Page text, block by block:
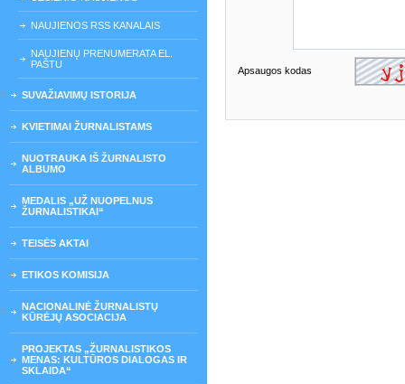
NAUJIENOS RSS KANALAIS
NAUJIENŲ PRENUMERATA EL.
PAŠTU
SUVAŽIAVIMŲ ISTORIJA
KVIETIMAI ŽURNALISTAMS
NUOTRAUKA IŠ ŽURNALISTO
ALBUMO
MEDALIS „UŽ NUOPELNUS
ŽURNALISTIKAI“
TEISĖS AKTAI
ETIKOS KOMISIJA
NACIONALINĖ ŽURNALISTŲ
KŪRĖJŲ ASOCIACIJA
PROJEKTAS „ŽURNALISTIKOS
MENAS: KULTŪROS DIALOGAS IR
SKLAIDA“
Apsaugos kodas